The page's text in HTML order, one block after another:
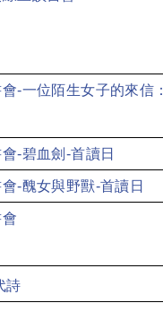
-一位陌生女子的來信：
-碧血劍-首讀日
-醜女與野獸-首讀日
詩